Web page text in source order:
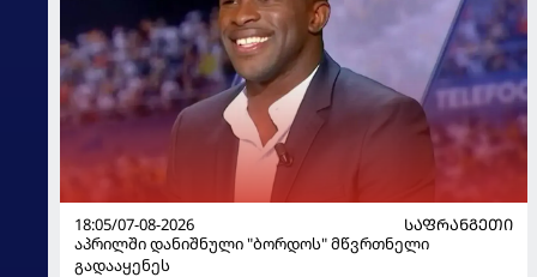
18:05/07-08-2026
ᲡᲐᲤᲠᲐᲜᲒᲔᲗᲘ
აპრილში დანიშნული "ბორდოს" მწვრთნელი
გადააყენეს